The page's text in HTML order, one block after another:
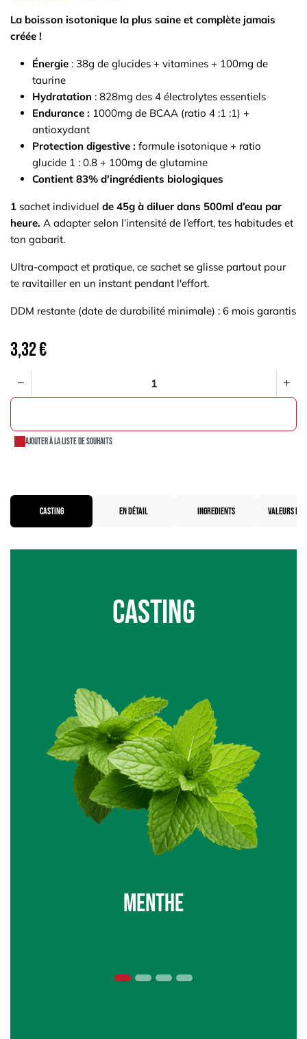
La boisson isotonique la plus saine et complète jamais
créée !
Énergie : 38g de glucides + vitamines + 100mg de
taurine
Hydratation : 828mg des 4 électrolytes essentiels
Endurance : 1000mg de BCAA (ratio 4 :1 :1) +
antioxydant
Protection digestive : formule isotonique + ratio
glucide 1 : 0.8 + 100mg de glutamine
Contient 83% d'ingrédients biologiques
1 sachet individuel de 45g à diluer dans 500ml d’eau par
heure. A adapter selon l’intensité de l’effort, tes habitudes et
ton gabarit.
Ultra-compact et pratique, ce sachet se glisse partout pour
te ravitailler en un instant pendant l'effort.
DDM restante (date de durabilité minimale) : 6 mois garantis
3,32€
Ajouter à la liste de souhaits
CASTING EN DÉTAIL INGREDIENTS VALEURS
Casting
menthe